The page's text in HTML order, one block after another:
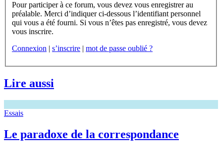
Pour participer à ce forum, vous devez vous enregistrer au
préalable. Merci d’indiquer ci-dessous l’identifiant personnel
qui vous a été fourni. Si vous n’êtes pas enregistré, vous devez
vous inscrire.
Connexion | s’inscrire | mot de passe oublié ?
Lire aussi
Essais
Le paradoxe de la correspondance